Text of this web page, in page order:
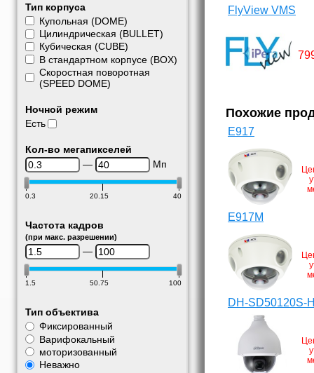
Тип корпуса
Купольная (DOME)
Цилиндрическая (BULLET)
Кубическая (CUBE)
В стандартном корпусе (BOX)
Скоростная поворотная
(SPEED DOME)
Ночной режим
Есть
Кол-во мегапикселей
—
Мп
0.3 20.15 40
Частота кадров
(при макс. разрешении)
—
1.5 50.75 100
Тип объектива
Фиксированный
Варифокальный
моторизованный
Неважно
FlyView VMS
Похожие
E917
E917M
DH-SD50120S-